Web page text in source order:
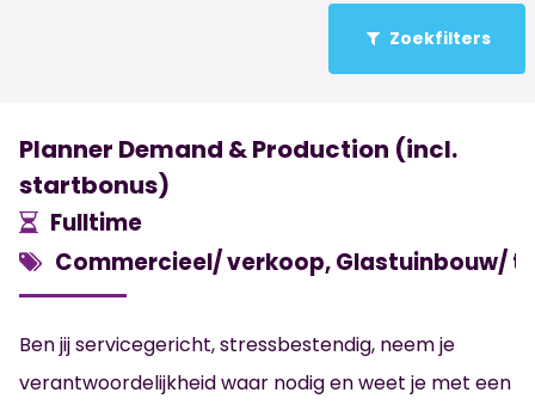
Zoekfilters
Planner Demand & Production (incl.
startbonus)
Fulltime
Commercieel/ verkoop, Glastuinbouw/
Ben jij servicegericht, stressbestendig, neem je
verantwoordelijkheid waar nodig en weet je met een